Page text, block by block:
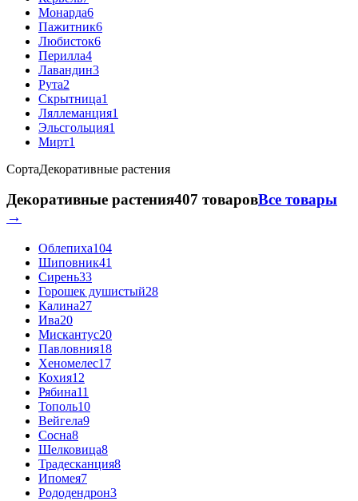
Монарда6
Пажитник6
Любисток6
Перилла4
Лавандин3
Рута2
Скрытница1
Ляллеманция1
Эльсгольция1
Мирт1
СортаДекоративные растения
Декоративные растения407 товаровВсе товары
→
Облепиха104
Шиповник41
Сирень33
Горошек душистый28
Калина27
Ива20
Мискантус20
Павловния18
Хеномелес17
Кохия12
Рябина11
Тополь10
Вейгела9
Сосна8
Шелковица8
Традесканция8
Ипомея7
Рододендрон3